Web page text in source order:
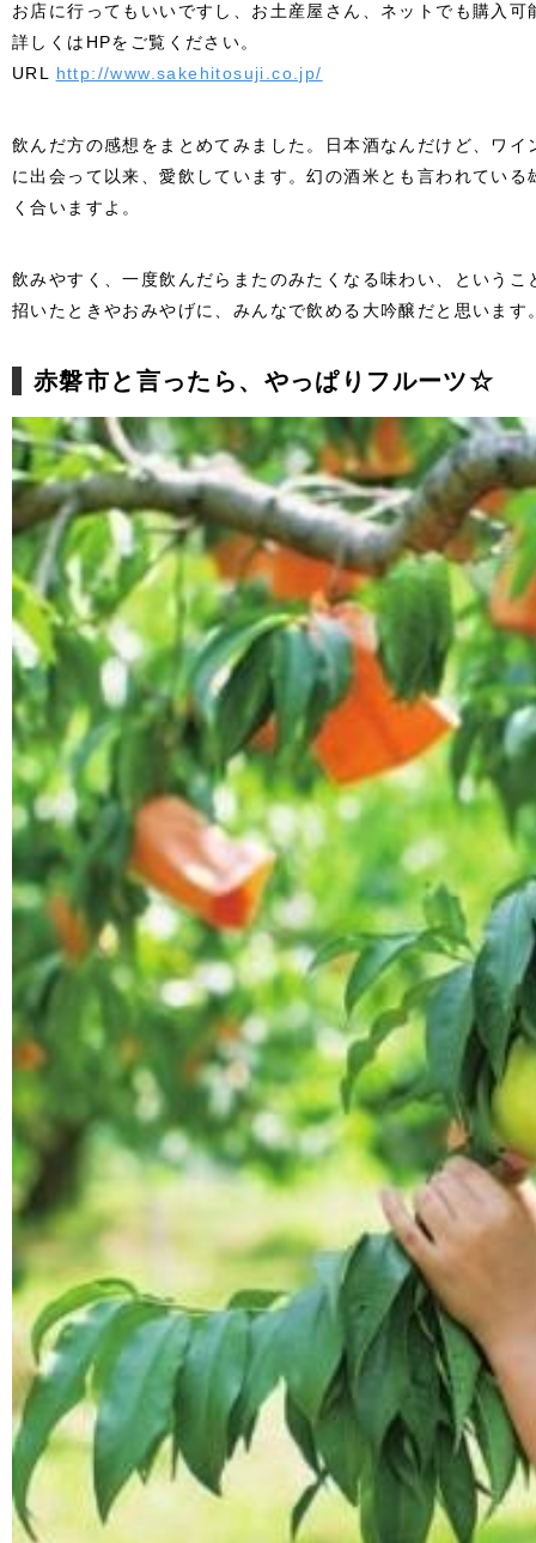
お店に行ってもいいですし、お土産屋さん、ネットでも購入可
詳しくはHPをご覧ください。
URL http://www.sakehitosuji.co.jp/
飲んだ方の感想をまとめてみました。日本酒なんだけど、ワ
に出会って以来、愛飲しています。幻の酒米とも言われてい
く合いますよ。
飲みやすく、一度飲んだらまたのみたくなる味わい、という
招いたときやおみやげに、みんなで飲める大吟醸だと思います
赤磐市と言ったら、やっぱりフルーツ☆